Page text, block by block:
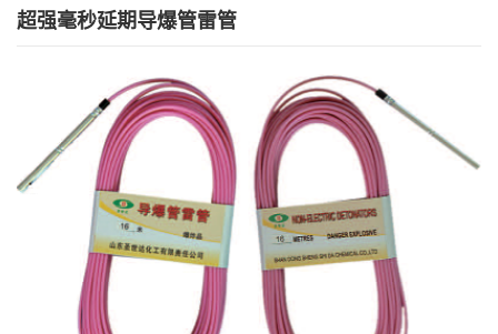
超强毫秒延期导爆管雷管